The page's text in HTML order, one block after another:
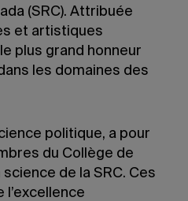
(SRC). Attribuée
et artistiques
plus grand honneur
les domaines des
politique, a pour
du Collège de
de la SRC. Ces